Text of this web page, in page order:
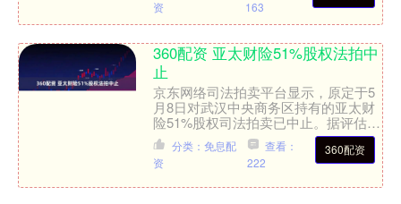
资
163
360配资 亚太财险51%股权法拍中
止
京东网络司法拍卖平台显示，原定于5
月8日对武汉中央商务区持有的亚太财
险51%股权司法拍卖已中止。据评估报
告，该部分股权的市场价值约13.68亿
元。原定起拍价约7....
360配资
分类：免息配
资
查看：
222